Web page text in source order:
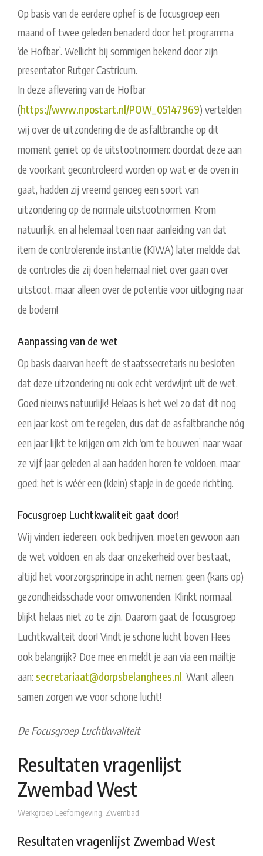
Op basis van de eerdere ophef is de focusgroep een
maand of twee geleden benaderd door het programma
‘de Hofbar’. Wellicht bij sommigen bekend door zijn
presentator Rutger Castricum.
In deze aflevering van de Hofbar
(https://www.npostart.nl/POW_ 05147969) vertelden
wij over de uitzondering die de asfaltbranche op dit
moment geniet op de uitstootnormen: doordat deze aan
de voorkant gecontroleerd worden op wat er de oven in
gaat, hadden zij vreemd genoeg een soort van
uitzondering op de normale uitstootnormen. Krom
natuurlijk, en al helemaal toen naar aanleiding van dat
item de controlerende instantie (KIWA) later meldde dat
de controles die zij doen helemaal niet over gaan over
uitstoot, maar alleen over de potentie voor uitloging naar
de bodem!
Aanpassing van de wet
Op basis daarvan heeft de staatssecretaris nu besloten
dat deze uitzondering nu ook echt verdwijnt uit de wet.
Goed nieuws natuurlijk! Helaas is het wel zo dat dit nog
een jaar kost om te regelen, dus dat de asfaltbranche nóg
een jaar lijkt te krijgen om zich ‘om te bouwen’ naar waar
ze vijf jaar geleden al aan hadden horen te voldoen, maar
goed: het is wéér een (klein) stapje in de goede richting.
Focusgroep Luchtkwaliteit gaat door!
Wij vinden: iedereen, ook bedrijven, moeten gewoon aan
de wet voldoen, en als daar onzekerheid over bestaat,
altijd het voorzorgsprincipe in acht nemen: geen (kans op)
gezondheidsschade voor omwonenden. Klinkt normaal,
blijkt helaas niet zo te zijn. Daarom gaat de focusgroep
Luchtkwaliteit door! Vindt je schone lucht boven Hees
ook belangrijk? Doe mee en meldt je aan via een mailtje
aan: secretariaat@dorpsbelanghees.nl. Want alleen
samen zorgen we voor schone lucht!
De Focusgroep Luchtkwaliteit
Resultaten vragenlijst
Zwembad West
Werkgroep Leefomgeving, Zwembad
Resultaten vragenlijst Zwembad West